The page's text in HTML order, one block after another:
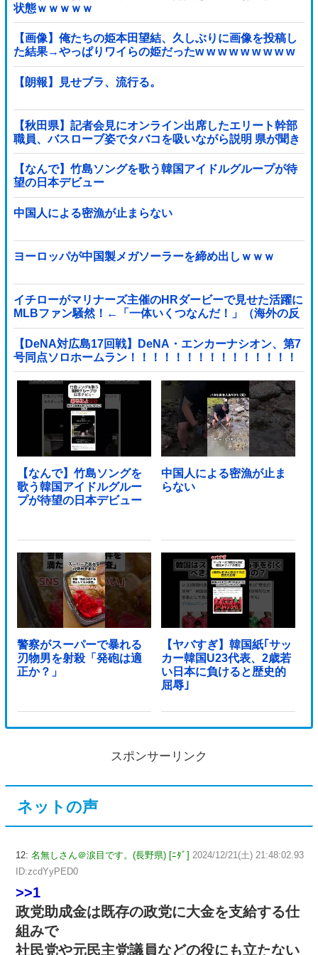
状態ｗｗｗｗｗ
【画像】俺たちの姫本田望結、久しぶりに画像を投稿し
た結果→やっぱりワイらの姫だったw w w w w w w w w
w
【朗報】見せブラ、流行る。
【秋田県】記者会見にオンライン出席したエリート幹部
職員、バスローブ姿でタバコを吸いながら説明 県が聞き
取りへ
【なんで】竹島ソングを歌う韓国アイドルグループが待
望の日本デビュー
中国人による密漁が止まらない
ヨーロッパが中国製メガソーラーを締め出しｗｗｗ
イチローがマリナーズ主催のHRダービーで見せた活躍に
MLBファン騒然！←「一体いくつなんだ！」（海外の反
応）
【DeNA対広島17回戦】DeNA・エンカーナシオン、第7
号同点ソロホームラン！！！！！！！！！！！！！！！
他
【なんで】竹島ソングを
歌う韓国アイドルグルー
プが待望の日本デビュー
中国人による密漁が止ま
らない
警察がスーパーで暴れる
刃物男を射殺「発砲は適
正か？」
【ヤバすぎ】韓国紙｢サッ
カー韓国U23代表、2歳若
い日本に負けると歴史的
屈辱｣
スポンサーリンク
ネットの声
12: 名無しさん＠涙目です。(長野県) [ﾆﾀﾞ] 2024/12/21(土) 21:48:02.93
ID:zcdYyPED0
>>1
政党助成金は既存の政党に大金を支給する仕
組みで
社民党や元民主党議員などの役にも立たない